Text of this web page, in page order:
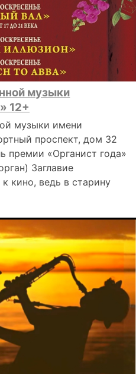
музыки
12+
музыки имени
проспект, дом 32
премии «Органист года»
Заглавие
кино, ведь в старину